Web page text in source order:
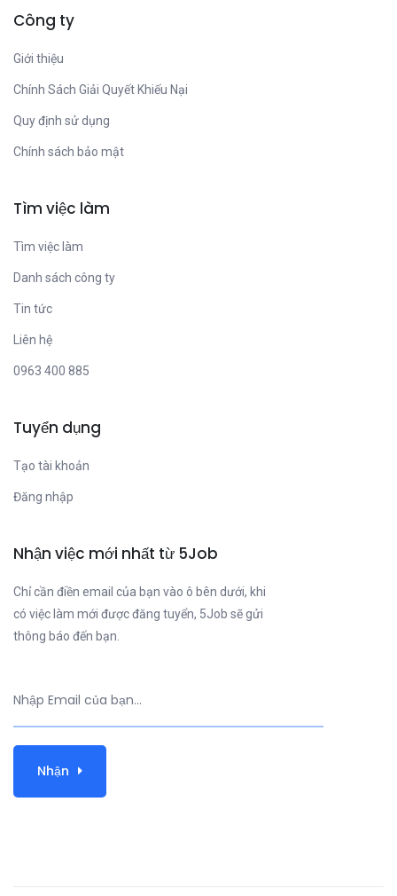
Công ty
Giới thiệu
Chính Sách Giải Quyết Khiếu Nại
Quy định sử dụng
Chính sách bảo mật
Tìm việc làm
Tìm việc làm
Danh sách công ty
Tin tức
Liên hệ
0963 400 885
Tuyển dụng
Tạo tài khoản
Đăng nhập
Nhận việc mới nhất từ 5Job
Chỉ cần điền email của bạn vào ô bên dưới, khi
có việc làm mới được đăng tuyển, 5Job sẽ gửi
thông báo đến bạn.
Nhận